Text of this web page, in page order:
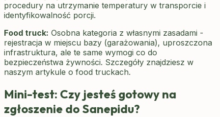
procedury na utrzymanie temperatury w transporcie i
identyfikowalność porcji.
Food truck: Osobna kategoria z własnymi zasadami -
rejestracja w miejscu bazy (garażowania), uproszczona
infrastruktura, ale te same wymogi co do
bezpieczeństwa żywności. Szczegóły znajdziesz w
naszym artykule o food truckach.
Mini-test: Czy jesteś gotowy na
zgłoszenie do Sanepidu?